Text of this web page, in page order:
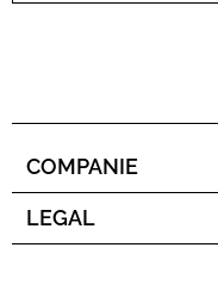
COMPANIE
LEGAL